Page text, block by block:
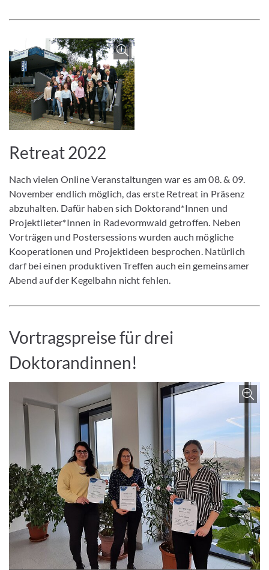
Retreat 2022
Nach vielen Online Veranstaltungen war es am 08. & 09.
November endlich möglich, das erste Retreat in Präsenz
abzuhalten. Dafür haben sich Doktorand*Innen und
Projektlieter*Innen in Radevormwald getroffen. Neben
Vorträgen und Postersessions wurden auch mögliche
Kooperationen und Projektideen besprochen. Natürlich
darf bei einen produktiven Treffen auch ein gemeinsamer
Abend auf der Kegelbahn nicht fehlen.
Vortragspreise für drei
Doktorandinnen!